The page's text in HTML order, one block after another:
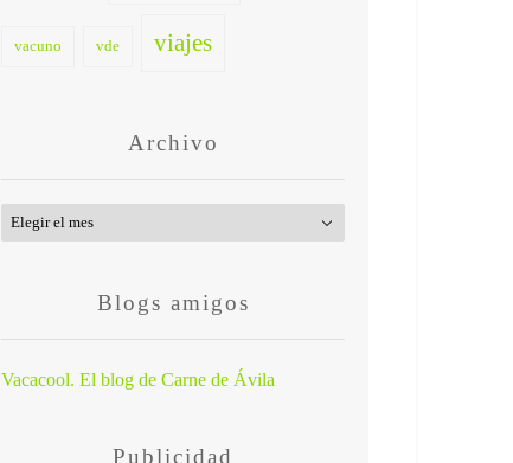
vacuno vde viajes
Archivo
Archivo
Blogs amigos
Vacacool. El blog de Carne de Ávila
Publicidad